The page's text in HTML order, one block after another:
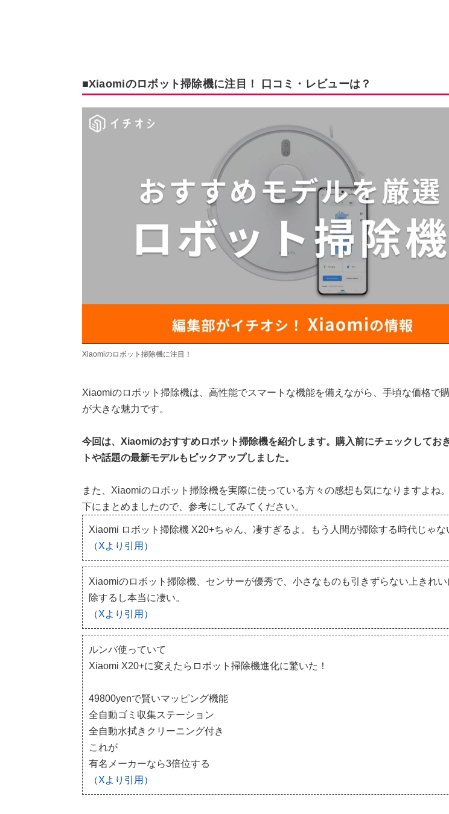
■Xiaomiのロボット掃除機に注目！ 口コミ・レビューは？
Xiaomiのロボット掃除機に注目！
Xiaomiのロボット掃除機は、高性能でスマートな機能を備えながら、手頃な価格で
が大きな魅力です。
今回は、Xiaomiのおすすめロボット掃除機を紹介します。購入前にチェックしてお
トや話題の最新モデルもピックアップしました。
また、Xiaomiのロボット掃除機を実際に使っている方々の感想も気になりますよね
下にまとめましたので、参考にしてみてください。
Xiaomi ロボット掃除機 X20+ちゃん、凄すぎるよ。もう人間が掃除する時代じゃな
（Xより引用）
Xiaomiのロボット掃除機、センサーが優秀で、小さなものも引きずらない上きれ
除するし本当に凄い。
（Xより引用）
ルンバ使っていて
Xiaomi X20+に変えたらロボット掃除機進化に驚いた！
49800yenで賢いマッピング機能
全自動ゴミ収集ステーション
全自動水拭きクリーニング付き
これが
有名メーカーなら3倍位する
（Xより引用）